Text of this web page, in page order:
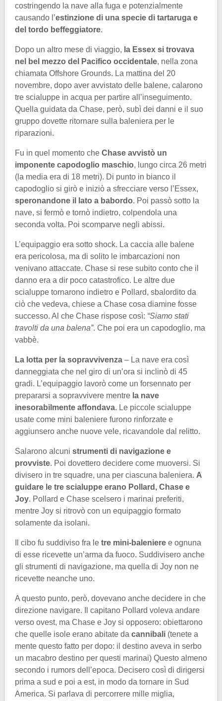
costringendo la nave alla fuga e potenzialmente
causando l’estinzione di una specie di tartaruga e
del tordo beffeggiatore.
Dopo un altro mese di viaggio, la Essex si trovava
nel bel mezzo del Pacifico occidentale, nella zona
chiamata Offshore Grounds. La mattina del 20
novembre, dopo aver avvistato delle balene, calarono
tre scialuppe in acqua per partire all’inseguimento.
Quella guidata da Chase, però, subì dei danni e il suo
gruppo dovette ritornare sulla baleniera per le
riparazioni.
Fu in quel momento che Chase avvistò un
imponente capodoglio maschio, lungo circa 26 metri
(la media era di 18 metri). Di punto in bianco il
capodoglio si girò e iniziò a sfrecciare verso l’Essex,
speronandone il lato a babordo. Poi passò sotto la
nave, si fermò e tornò indietro, colpendola una
seconda volta. Poi scomparve negli abissi.
L’equipaggio era sotto shock. La caccia alle balene
era pericolosa, ma di solito le imbarcazioni non
venivano attaccate. Chase si rese subito conto che il
danno era a dir poco catastrofico. Le altre due
scialuppe tornarono indietro e Pollard, sbalordito da
ciò che vedeva, chiese a Chase cosa diamine fosse
successo. Al che Chase rispose così: “Siamo stati
travolti da una balena”. Che poi era un capodoglio, ma
vabbè.
La lotta per la sopravvivenza – La nave era così
danneggiata che nel giro di un’ora si inclinò di 45
gradi. L’equipaggio lavorò come un forsennato per
prepararsi a sopravvivere mentre la nave
inesorabilmente affondava. Le piccole scialuppe
usate come mini baleniere furono rinforzate e
aggiunsero anche nuove vele, ricavandole dal relitto.
Salarono alcuni strumenti di navigazione e
provviste. Poi dovettero decidere come muoversi. Si
divisero in tre squadre, una per ciascuna baleniera. A
guidare le tre scialuppe erano Pollard, Chase e
Joy. Pollard e Chase scelsero i marinai preferiti,
mentre Joy si ritrovò con un equipaggio formato
solamente da isolani.
Il cibo fu suddiviso fra le tre mini-baleniere e ognuna
di esse ricevette un’arma da fuoco. Suddivisero anche
gli strumenti di navigazione, ma quella di Joy non ne
ricevette neanche uno.
A questo punto, però, dovevano anche decidere in che
direzione navigare. Il capitano Pollard voleva andare
verso ovest, ma Chase e Joy si opposero: obiettarono
che quelle isole erano abitate da cannibali (tenete a
mente questo fatto per dopo: il destino aveva in serbo
un macabro destino per questi marinai) Questo almeno
secondo i rumors dell’epoca. Decisero così di dirigersi
prima a sud e poi a est, in modo da tornare in Sud
America. Si parlava di percorrere mille miglia,